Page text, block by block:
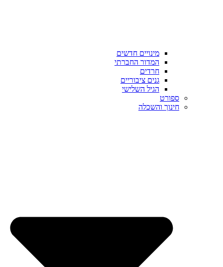
מינויים חדשים
המדור החברתי
חרדים
גנים ציבוריים
הגיל השלישי
ספורט
חינוך והשכלה